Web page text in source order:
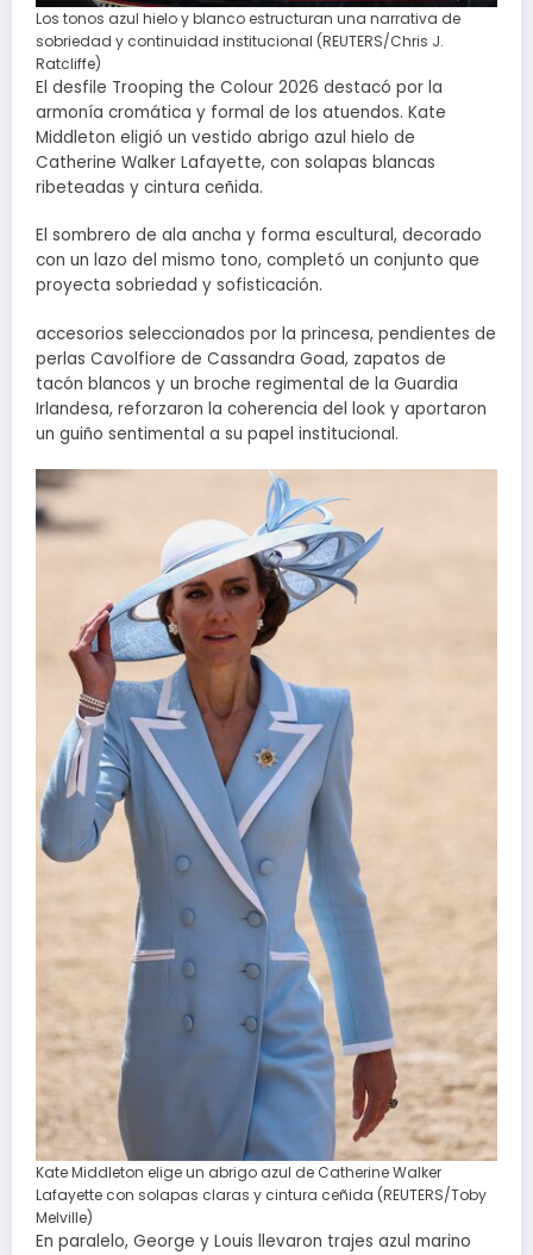
Los tonos azul hielo y blanco estructuran una narrativa de
sobriedad y continuidad institucional (REUTERS/Chris J.
Ratcliffe)
El desfile Trooping the Colour 2026 destacó por la
armonía cromática y formal de los atuendos. Kate
Middleton eligió un vestido abrigo azul hielo de
Catherine Walker Lafayette, con solapas blancas
ribeteadas y cintura ceñida.
El sombrero de ala ancha y forma escultural, decorado
con un lazo del mismo tono, completó un conjunto que
proyecta sobriedad y sofisticación.
accesorios seleccionados por la princesa, pendientes de
perlas Cavolfiore de Cassandra Goad, zapatos de
tacón blancos y un broche regimental de la Guardia
Irlandesa, reforzaron la coherencia del look y aportaron
un guiño sentimental a su papel institucional.
Kate Middleton elige un abrigo azul de Catherine Walker
Lafayette con solapas claras y cintura ceñida (REUTERS/Toby
Melville)
En paralelo, George y Louis llevaron trajes azul marino